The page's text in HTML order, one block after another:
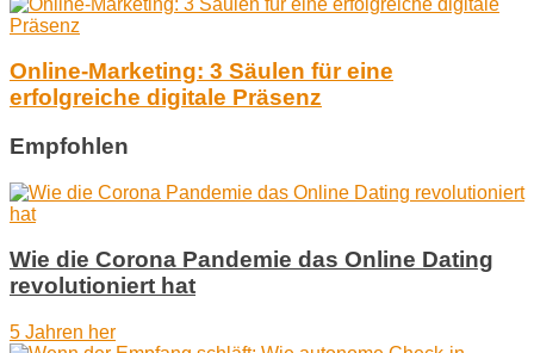
Online-Marketing: 3 Säulen für eine
erfolgreiche digitale Präsenz
Empfohlen
Wie die Corona Pandemie das Online Dating
revolutioniert hat
5 Jahren her